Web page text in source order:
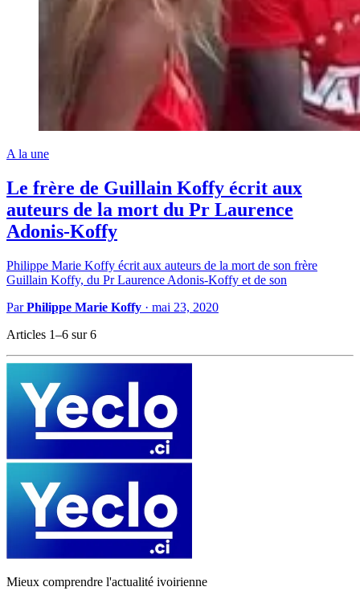
A la une
Le frère de Guillain Koffy écrit aux
auteurs de la mort du Pr Laurence
Adonis-Koffy
Philippe Marie Koffy écrit aux auteurs de la mort de son frère
Guillain Koffy, du Pr Laurence Adonis-Koffy et de son
ParPhilippe Marie Koffy · mai 23, 2020
Articles 1–6 sur 6
Mieux comprendre l'actualité ivoirienne